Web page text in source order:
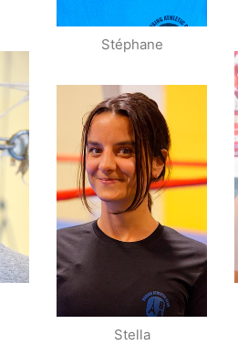
Stéphane
Vainqueur des
Critériums IDF
Stella